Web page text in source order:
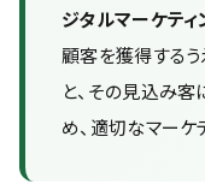
ジタルマーケテ
顧客を獲得する
と、その見込み
め、適切なマーケ